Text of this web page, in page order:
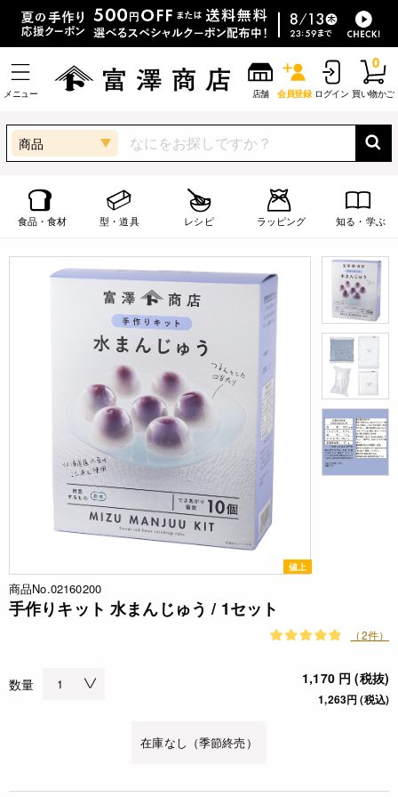
メニュー 店舗 会員登録 ログイン 買い物かご
0
商品
食品・食材 型・道具 レシピ ラッピング 知る・学ぶ
値上
商品No.02160200
手作りキット 水まんじゅう / 1セット
（2件）
数量 1,170 円 (税抜)
1,263円 (税込)
在庫なし（季節終売）